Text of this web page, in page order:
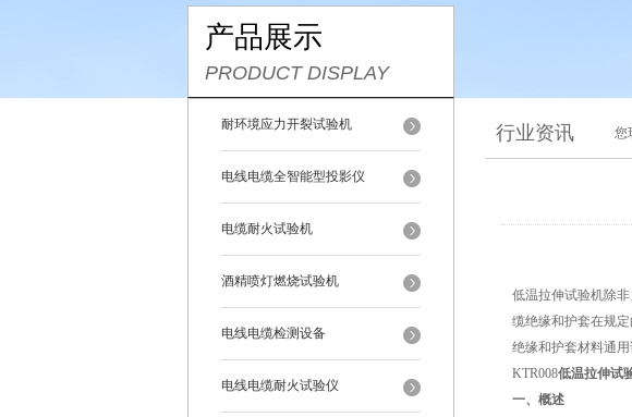
产品展示
PRODUCT DISPLAY
耐环境应力开裂试验机
电线电缆全智能型投影仪
电缆耐火试验机
酒精喷灯燃烧试验机
电线电缆检测设备
电线电缆耐火试验仪
行业资讯 您
低温拉伸试验机除
缆绝缘和护套在规
绝缘和护套材料通
KTR008低温拉伸试
一、概述